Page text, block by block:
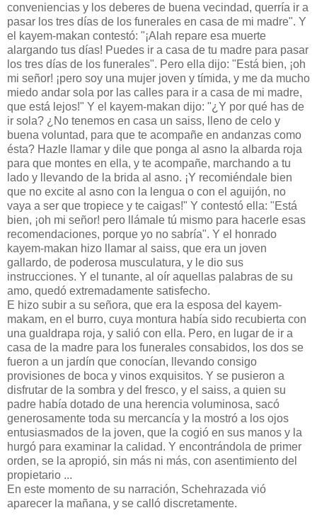
conveniencias y los deberes de buena vecindad, querría ir a
pasar los tres días de los funerales en casa de mi madre". Y
el kayem-makan contestó: "¡Alah repare esa muerte
alargando tus días! Puedes ir a casa de tu madre para pasar
los tres días de los funerales". Pero ella dijo: "Está bien, ¡oh
mi señor! ¡pero soy una mujer joven y tímida, y me da mucho
miedo andar sola por las calles para ir a casa de mi madre,
que está lejos!" Y el kayem-makan dijo: "¿Y por qué has de
ir sola? ¿No tenemos en casa un saiss, lleno de celo y
buena voluntad, para que te acompañe en andanzas como
ésta? Hazle llamar y dile que ponga al asno la albarda roja
para que montes en ella, y te acompañe, marchando a tu
lado y llevando de la brida al asno. ¡Y recomiéndale bien
que no excite al asno con la lengua o con el aguijón, no
vaya a ser que tropiece y te caigas!" Y contestó ella: "Está
bien, ¡oh mi señor! pero llámale tú mismo para hacerle esas
recomendaciones, porque yo no sabría". Y el honrado
kayem-makan hizo llamar al saiss, que era un joven
gallardo, de poderosa musculatura, y le dio sus
instrucciones. Y el tunante, al oír aquellas palabras de su
amo, quedó extremadamente satisfecho.
E hizo subir a su señora, que era la esposa del kayem-
makam, en el burro, cuya montura había sido recubierta con
una gualdrapa roja, y salió con ella. Pero, en lugar de ir a
casa de la madre para los funerales consabidos, los dos se
fueron a un jardín que conocían, llevando consigo
provisiones de boca y vinos exquisitos. Y se pusieron a
disfrutar de la sombra y del fresco, y el saiss, a quien su
padre había dotado de una herencia voluminosa, sacó
generosamente toda su mercancía y la mostró a los ojos
entusiasmados de la joven, que la cogió en sus manos y la
hurgó para examinar la calidad. Y encontrándola de primer
orden, se la apropió, sin más ni más, con asentimiento del
propietario ...
En este momento de su narración, Schehrazada vió
aparecer la mañana, y se calló discretamente.